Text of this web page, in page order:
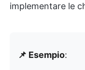
implementare le
📌 Esempio: